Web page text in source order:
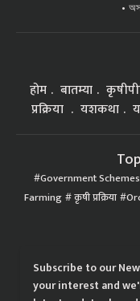
होम बातम्या
प्रक्रिया
यशकथा
Government Schemes
Farming कृषी प्रक्रिया
Subscribe to our
your interest and